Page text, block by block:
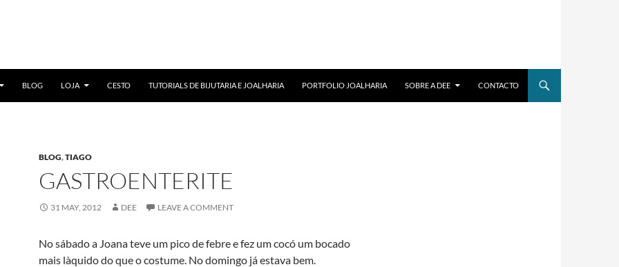
BLOG LOJA CESTO TUTORIALS DE BIJUTARIA E JOALHARIA PORTFOLIO JOALHARIA SOBRE A DEE CONTACTO
BLOG,TIAGO
GASTROENTERITE
31 MAY, 2012 DEE LEAVE A COMMENT
No sábado a Joana teve um pico de febre e fez um cocó um bocado
mais là­quido do que o costume. No domingo já estava bem.